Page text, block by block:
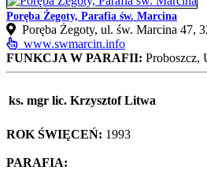
Poręba Żegoty, Parafia św. Marcina
Poręba Żegoty, ul. św. Marcina 47,
www.swmarcin.info
FUNKCJA W PARAFII: Proboszcz,
ks. mgr lic. Krzysztof Litwa
ROK ŚWIĘCEŃ: 1993
PARAFIA: